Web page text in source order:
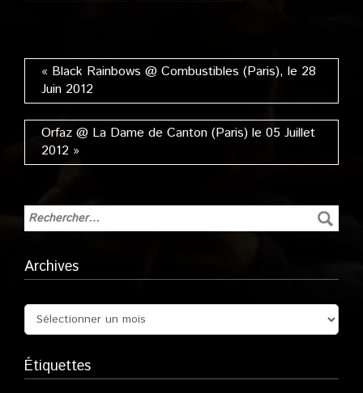
« Black Rainbows @ Combustibles (Paris), le 28
Juin 2012
Orfaz @ La Dame de Canton (Paris) le 05 Juillet
2012 »
Archives
Étiquettes